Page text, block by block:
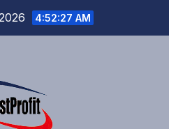
4:52:28 AM